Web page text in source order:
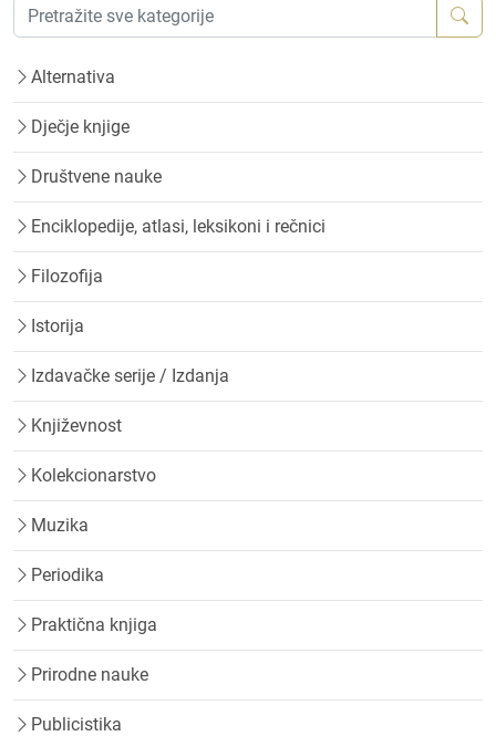
Alternativa
Dječje knjige
Društvene nauke
Enciklopedije, atlasi, leksikoni i rečnici
Filozofija
Istorija
Izdavačke serije / Izdanja
Književnost
Kolekcionarstvo
Muzika
Periodika
Praktična knjiga
Prirodne nauke
Publicistika